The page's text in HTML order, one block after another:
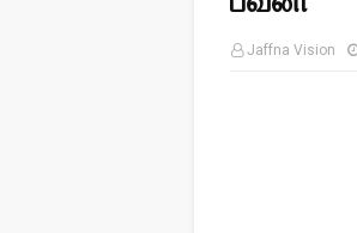
Jaffna Vision